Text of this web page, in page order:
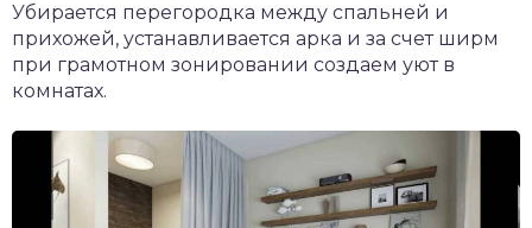
Убирается перегородка между спальней и
прихожей, устанавливается арка и за счет ширм
при грамотном зонировании создаем уют в
комнатах.